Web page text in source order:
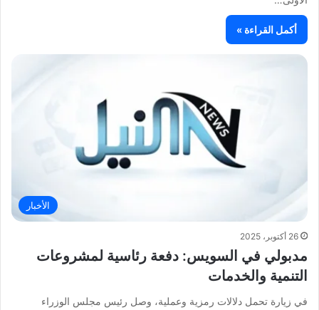
أكمل القراءة »
الأخبار
26 أكتوبر، 2025
مدبولي في السويس: دفعة رئاسية لمشروعات
التنمية والخدمات
في زيارة تحمل دلالات رمزية وعملية، وصل رئيس مجلس الوزراء